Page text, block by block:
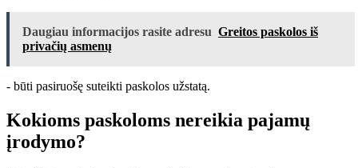
Daugiau informacijos rasite adresu Greitos paskolos iš
privačių asmenų
- būti pasiruošę suteikti paskolos užstatą.
Kokioms paskoloms nereikia pajamų
įrodymo?